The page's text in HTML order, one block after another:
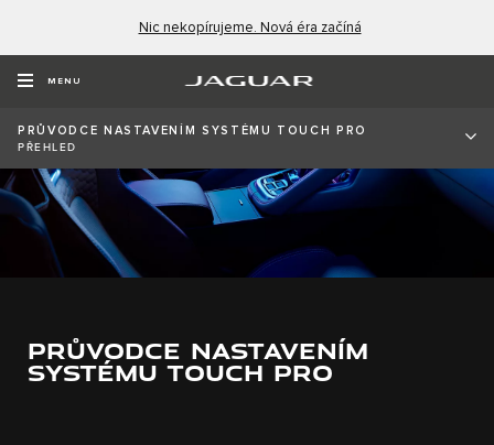
Nic nekopírujeme. Nová éra začíná
MENU
PRŮVODCE NASTAVENÍM SYSTÉMU TOUCH PRO
PŘEHLED
PRŮVODCE NASTAVENÍM
SYSTÉMU TOUCH PRO